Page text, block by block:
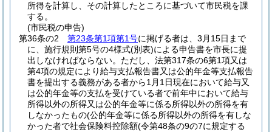
所得を計算し、その計算したところに基づいて市民税を課
する。
(市民税の申告)
第36条の2
第23条第1項第1号に掲げる者は、3月15日まで
に、施行規則第5号の4様式(別表)による申告書を市長に提
出しなければならない。 ただし、法第317条の6第1項又は
第4項の規定により給与支払報告書又は公的年金等支払報告
書を提出する義務がある者から1月1日現在において給与又
は公的年金等の支払を受けている者で前年中において給与
所得以外の所得又は公的年金等に係る所得以外の所得を有
しなかったもの(公的年金等に係る所得以外の所得を有しな
かった者で社会保険料控除額(令第48条の9の7に規定する